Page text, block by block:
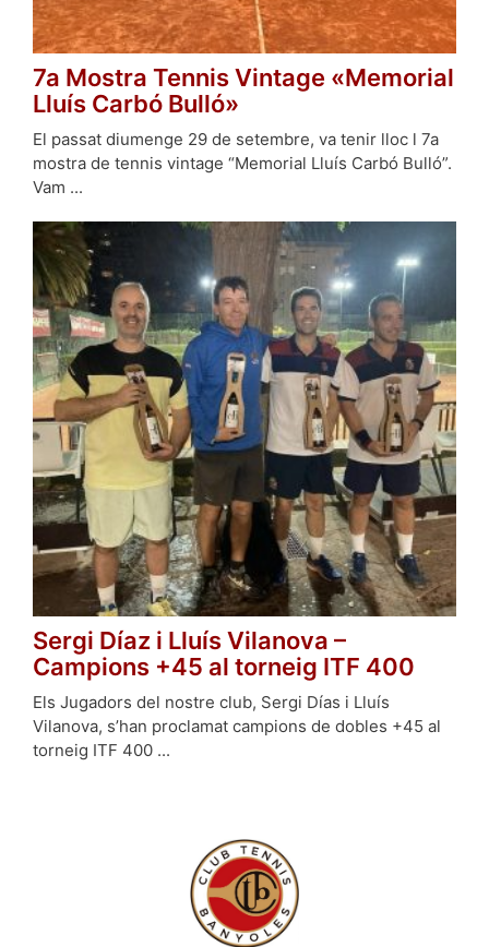
7a Mostra Tennis Vintage «Memorial
Lluís Carbó Bulló»
El passat diumenge 29 de setembre, va tenir lloc l 7a
mostra de tennis vintage “Memorial Lluís Carbó Bulló”.
Vam ...
Sergi Díaz i Lluís Vilanova –
Campions +45 al torneig ITF 400
Els Jugadors del nostre club, Sergi Días i Lluís
Vilanova, s’han proclamat campions de dobles +45 al
torneig ITF 400 ...